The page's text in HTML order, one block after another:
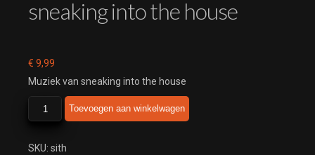
sneaking into the house
€ 9,99
Muziek van sneaking into the house
sneaking
into
house
Toevoegen aan winkelwagen
SKU: sith